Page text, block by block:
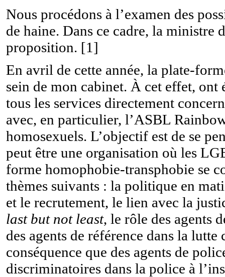
Nous procédons à l’examen des
de haine. Dans ce cadre, la ministre
proposition. [1]
En avril de cette année, la plate-
sein de mon cabinet. À cet effet, ont
tous les services directement
avec, en particulier, l’ASBL
homosexuels. L’objectif est de se
peut être une organisation où les
forme homophobie-transphobie se
thèmes suivants : la politique en
et le recrutement, le lien avec la
last but not least, le rôle des agents
des agents de référence dans la
conséquence que des agents de
discriminatoires dans la police à